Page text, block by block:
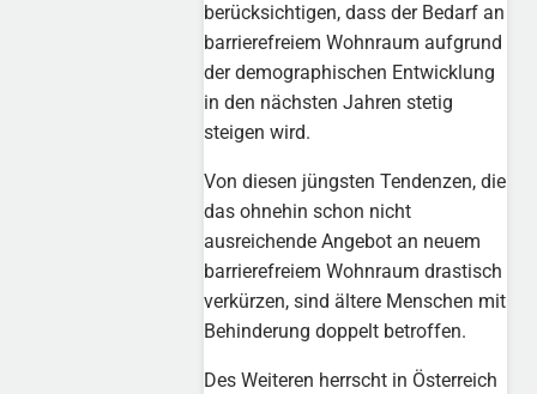
berücksichtigen, dass der Bedarf an
barrierefreiem Wohnraum aufgrund
der demographischen Entwicklung
in den nächsten Jahren stetig
steigen wird.
Von diesen jüngsten Tendenzen, die
das ohnehin schon nicht
ausreichende Angebot an neuem
barrierefreiem Wohnraum drastisch
verkürzen, sind ältere Menschen mit
Behinderung doppelt betroffen.
Des Weiteren herrscht in Österreich